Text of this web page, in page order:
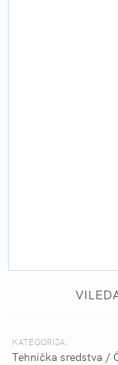
KATEGORIJA:
Tehnička sredstva /